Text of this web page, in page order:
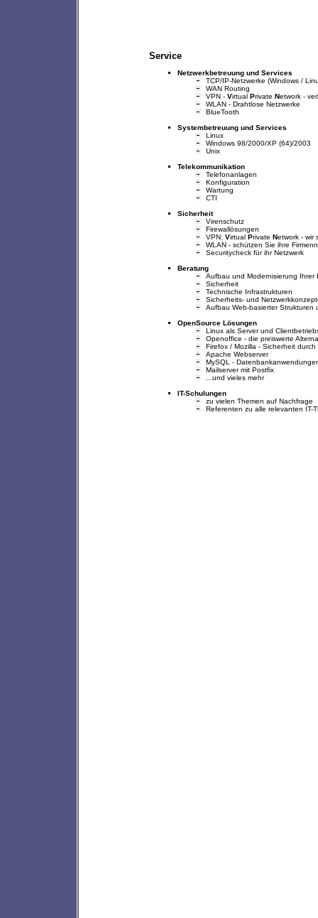
Service
Netzwerkbetreuung und Services
TCP/IP-Netzwerke (Windows /
WAN Routing
VPN - Virtual Private Network -
WLAN - Drahtlose Netzwerke
BlueTooth
Systembetreuung und Services
Linux
Windows 98/2000/XP (64)/2003
Unix
Telekommunikation
Telefonanlagen
Konfiguration
Wartung
CTI
Sicherheit
Virenschutz
Firewallösungen
VPN: Virtual Private Network - wir
WLAN - schützen Sie ihre
Securitycheck für ihr Netzwerk
Beratung
Aufbau und Modernisierung Ihrer
Sicherheit
Technische Infrastrukturen
Sicherheits- und
Aufbau Web-basierter Strukturen
OpenSource Lösungen
Linux als Server und
Openoffice - die preiswerte
Firefox / Mozilla - Sicherheit
Apache Webserver
MySQL -
Mailserver mit Postfix
...und vieles mehr
IT-Schulungen
zu vielen Themen auf Nachfrage
Referenten zu alle relevanten IT-